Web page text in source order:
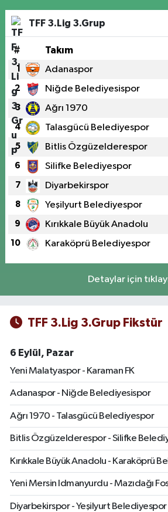
TFF 3.Lig 3.Grup
# Takım
1 Adanaspor
2 Niğde Belediyesispor
3 Ağrı 1970
4 Talasgücü Belediyespor
5 Bitlis Özgüzelderespor
6 Silifke Belediyespor
7 Diyarbekirspor
8 Yeşilyurt Belediyespor
9 Kırıkkale Büyük Anadolu
10 Karaköprü Belediyespor
Detaylar için
TFF 3.Lig 3.Grup Fikstür
6 Eylül, Pazar
Yeni Malatyaspor - Karaman FK
Adanaspor - Niğde Belediyesispor
Ağrı 1970 - Talasgücü Belediyespor
Bitlis Özgüzelderespor - Silifke
Kırıkkale Büyük Anadolu - Karaköprü
Yeni Mersin Idmanyurdu - Mazıdağı
Diyarbekirspor - Yeşilyurt Belediyespor